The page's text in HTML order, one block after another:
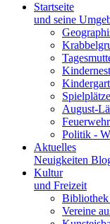
Startseite
und seine
Spielplätze
August-
Politik -
Aktuelles
Neuigkeiten
Kultur
und Freizeit
Bibliothek
Vereine